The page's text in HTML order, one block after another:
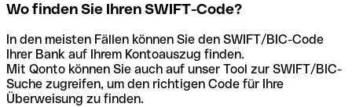
Wo finden Sie Ihren SWIFT-Code?
In den meisten Fällen können Sie den SWIFT/BIC-Code
Ihrer Bank auf Ihrem Kontoauszug finden.
Mit Qonto können Sie auch auf unser Tool zur SWIFT/BIC-
Suche zugreifen, um den richtigen Code für Ihre
Überweisung zu finden.